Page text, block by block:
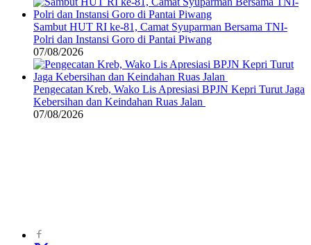
Sambut HUT RI ke-81, Camat Syuparman Bersama TNI-
Polri dan Instansi Goro di Pantai Piwang
07/08/2026
Pengecatan Kreb, Wako Lis Apresiasi BPJN Kepri Turut Jaga
Kebersihan dan Keindahan Ruas Jalan
07/08/2026